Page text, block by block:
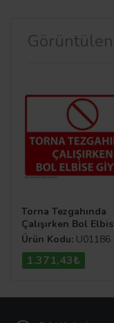
Torna Tezgahında
Çalışırken Bol
Giyme Uyarı Levhası
Ürün Kodu: U01186
1.371,43₺